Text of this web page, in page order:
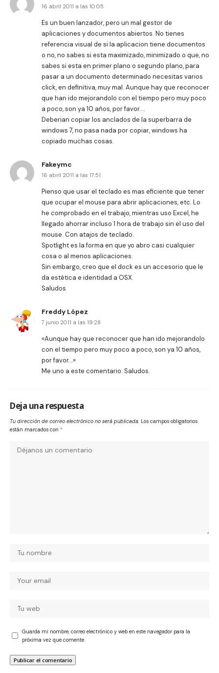
16 abril 2011 a las 10:05
Es un buen lanzador, pero un mal gestor de
aplicaciones y documentos abiertos. No tienes
referencia visual de si la aplicacion tiene documentos
o no, no sabes si esta maximizado, minimizado o que, no
sabes si esta en primer plano o segundo plano, para
pasar a un documento determinado necesitas varios
click, en definitiva, muy mal. Aunque hay que reconocer
que han ido mejorandolo con el tiempo pero muy poco
a poco, son ya 10 años, por favor….
Deberian copiar los anclados de la superbarra de
windows 7, no pasa nada por copiar, windows ha
copiado muchas cosas.
Fakeymc
16 abril 2011 a las 17:51
Pienso que usar el teclado es mas eficiente que tener
que ocupar el mouse para abrir aplicaciones, etc. Lo
he comprobado en el trabajo, mientras uso Excel, he
llegado ahorrar incluso 1 hora de trabajo sin el uso del
mouse. Con atajos de teclado.
Spotlight es la forma en que yo abro casi cualquier
cosa o al menos aplicaciones.
Sin embargo, creo que el dock es un accesorio que le
da estética e identidad a OSX.
Saludos
Freddy López
7 junio 2011 a las 19:28
«Aunque hay que reconocer que han ido mejorandolo
con el tiempo pero muy poco a poco, son ya 10 años,
por favor…»
Me uno a este comentario. Saludos.
Deja una respuesta
Tu dirección de correo electrónico no será publicada. Los campos obligatorios
están marcados con *
Guarda mi nombre, correo electrónico y web en este navegador para la
próxima vez que comente.